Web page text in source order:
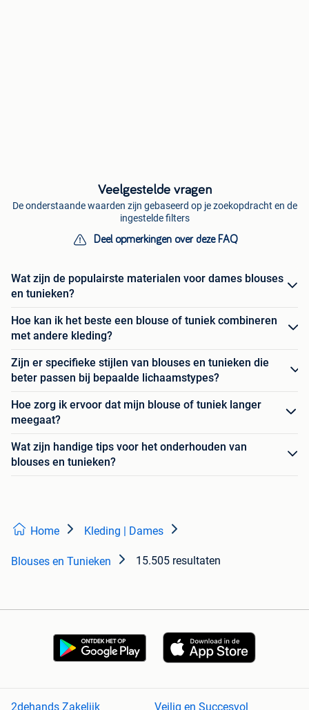
Veelgestelde vragen
De onderstaande waarden zijn gebaseerd op je zoekopdracht en de
ingestelde filters
Deel opmerkingen over deze FAQ
Wat zijn de populairste materialen voor dames blouses
en tunieken?
Hoe kan ik het beste een blouse of tuniek combineren
met andere kleding?
Zijn er specifieke stijlen van blouses en tunieken die
beter passen bij bepaalde lichaamstypes?
Hoe zorg ik ervoor dat mijn blouse of tuniek langer
meegaat?
Wat zijn handige tips voor het onderhouden van
blouses en tunieken?
Home Kleding | Dames
Blouses en Tunieken 15.505 resultaten
2dehands Zakelijk Veilig en Succesvol